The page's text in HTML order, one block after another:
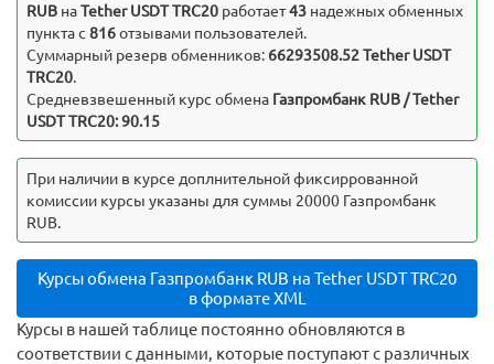
RUBнаTether USDT TRC20работает43надежных обменных
пункта с 816отзывами пользователей.
Суммарный резерв обменников: 66293508.52 Tether USDT
TRC20.
Средневзвешенный курс обмена Газпромбанк RUB / Tether
USDT TRC20: 90.15
При наличии в курсе доплнительной фиксиррованной
комиссии курсы указаны для суммы 20000 Газпромбанк
RUB.
Курсы обмена Газпромбанк RUB на Tether USDT TRC20
в формате XML
Курсы в нашей таблице постоянно обновляются в
соответствии с данными, которые поступают с различных